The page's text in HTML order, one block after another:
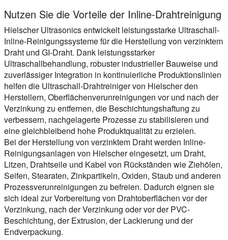
Nutzen Sie die Vorteile der Inline-Drahtreinigung
Hielscher Ultrasonics entwickelt leistungsstarke Ultraschall-
Inline-Reinigungssysteme für die Herstellung von verzinktem
Draht und GI-Draht. Dank leistungsstarker
Ultraschallbehandlung, robuster industrieller Bauweise und
zuverlässiger Integration in kontinuierliche Produktionslinien
helfen die Ultraschall-Drahtreiniger von Hielscher den
Herstellern, Oberflächenverunreinigungen vor und nach der
Verzinkung zu entfernen, die Beschichtungshaftung zu
verbessern, nachgelagerte Prozesse zu stabilisieren und
eine gleichbleibend hohe Produktqualität zu erzielen.
Bei der Herstellung von verzinktem Draht werden Inline-
Reinigungsanlagen von Hielscher eingesetzt, um Draht,
Litzen, Drahtseile und Kabel von Rückständen wie Ziehölen,
Seifen, Stearaten, Zinkpartikeln, Oxiden, Staub und anderen
Prozessverunreinigungen zu befreien. Dadurch eignen sie
sich ideal zur Vorbereitung von Drahtoberflächen vor der
Verzinkung, nach der Verzinkung oder vor der PVC-
Beschichtung, der Extrusion, der Lackierung und der
Endverpackung.